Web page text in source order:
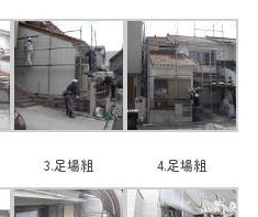
3.足場組 4.足場組